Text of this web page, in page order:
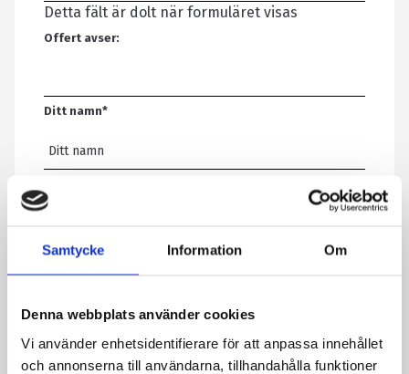
Samtycke Information Om
Denna webbplats använder cookies
Vi använder enhetsidentifierare för att anpassa innehållet
och annonserna till användarna, tillhandahålla funktioner
Detta fält är dolt när formuläret visas
Offert avser:
Ditt namn*
Telefon